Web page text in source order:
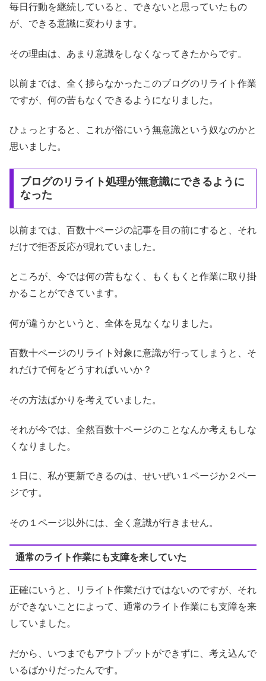
毎日行動を継続していると、できないと思っていたもの
が、できる意識に変わります。
その理由は、あまり意識をしなくなってきたからです。
以前までは、全く捗らなかったこのブログのリライト作業
ですが、何の苦もなくできるようになりました。
ひょっとすると、これが俗にいう無意識という奴なのかと
思いました。
ブログのリライト処理が無意識にできるように
なった
以前までは、百数十ページの記事を目の前にすると、それ
だけで拒否反応が現れていました。
ところが、今では何の苦もなく、もくもくと作業に取り掛
かることができています。
何が違うかというと、全体を見なくなりました。
百数十ページのリライト対象に意識が行ってしまうと、そ
れだけで何をどうすればいいか？
その方法ばかりを考えていました。
それが今では、全然百数十ページのことなんか考えもしな
くなりました。
１日に、私が更新できるのは、せいぜい１ページか２ペー
ジです。
その１ページ以外には、全く意識が行きません。
通常のライト作業にも支障を来していた
正確にいうと、リライト作業だけではないのですが、それ
ができないことによって、通常のライト作業にも支障を来
していました。
だから、いつまでもアウトプットができずに、考え込んで
いるばかりだったんです。